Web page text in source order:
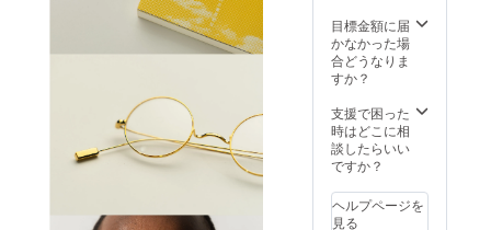
予めご
了承く
ださ
ンのお
届けに
ついて
は9月下
定して
おりま
認くだ
さい。
※商品の
よって
は、掲
載写真
と実物
の違い
が生じ
のお届
けとな
りま
す。レ
交換に
関して
は最寄
りの眼
ご対応
いただ
目標金額に届
かなかった場
合どうなりま
すか？
支援で困った
時はどこに相
談したらいい
ですか？
ヘルプページを
見る